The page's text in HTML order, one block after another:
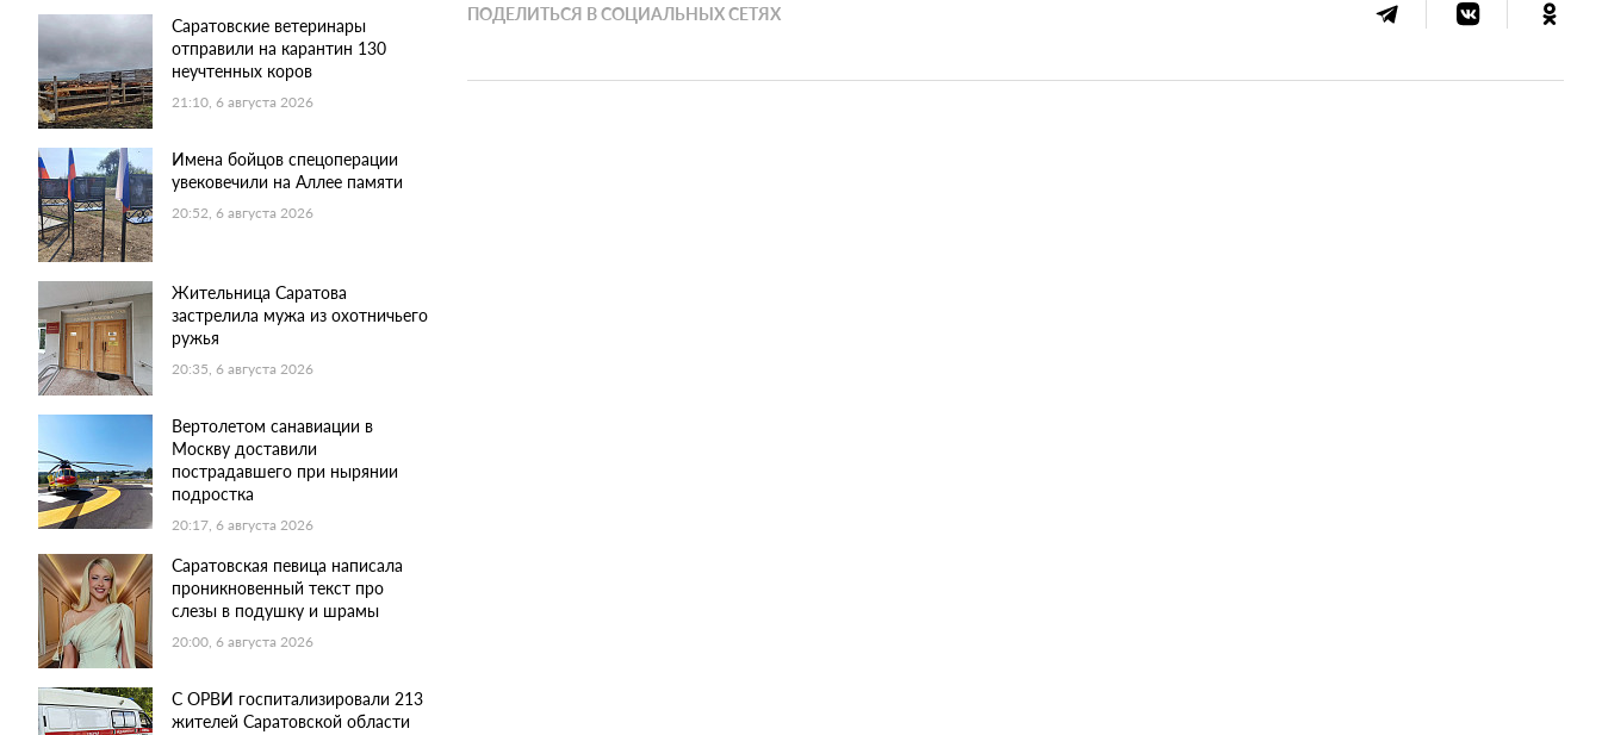
Саратовские ветеринары
отправили на карантин 130
неучтенных коров
21:10, 6 августа 2026
Имена бойцов спецоперации
увековечили на Аллее памяти
20:52, 6 августа 2026
Жительница Саратова
застрелила мужа из охотничьего
ружья
20:35, 6 августа 2026
Вертолетом санавиации в
Москву доставили
пострадавшего при нырянии
подростка
20:17, 6 августа 2026
Саратовская певица написала
проникновенный текст про
слезы в подушку и шрамы
20:00, 6 августа 2026
С ОРВИ госпитализировали 213
жителей Саратовской области
ПОДЕЛИТЬСЯ В СОЦИАЛЬНЫХ СЕТЯХ